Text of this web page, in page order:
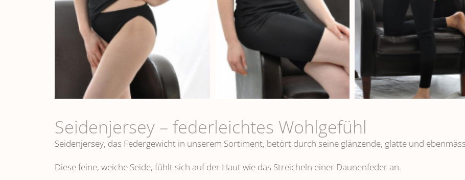
Seidenjersey – federleichtes Wohlgefühl
Seidenjersey, das Federgewicht in unserem Sortiment, betört durch seine glänzende, glatte und
Diese feine, weiche Seide, fühlt sich auf der Haut wie das Streicheln einer Daunenfeder an.